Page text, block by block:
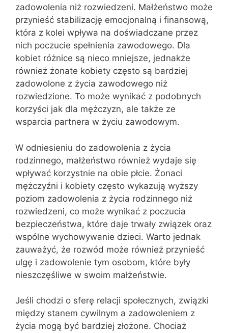
zadowolenia niż rozwiedzeni. Małżeństwo może
przynieść stabilizację emocjonalną i finansową,
która z kolei wpływa na doświadczane przez
nich poczucie spełnienia zawodowego. Dla
kobiet różnice są nieco mniejsze, jednakże
również żonate kobiety często są bardziej
zadowolone z życia zawodowego niż
rozwiedzione. To może wynikać z podobnych
korzyści jak dla mężczyzn, ale także ze
wsparcia partnera w życiu zawodowym.
W odniesieniu do zadowolenia z życia
rodzinnego, małżeństwo również wydaje się
wpływać korzystnie na obie płcie. Żonaci
mężczyźni i kobiety często wykazują wyższy
poziom zadowolenia z życia rodzinnego niż
rozwiedzeni, co może wynikać z poczucia
bezpieczeństwa, które daje trwały związek oraz
wspólne wychowywanie dzieci. Warto jednak
zauważyć, że rozwód może również przynieść
ulgę i zadowolenie tym osobom, które były
nieszczęśliwe w swoim małżeństwie.
Jeśli chodzi o sferę relacji społecznych, związki
między stanem cywilnym a zadowoleniem z
życia mogą być bardziej złożone. Chociaż